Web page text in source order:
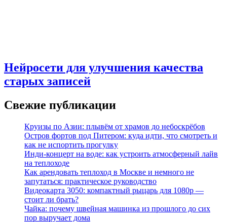
Нейросети для улучшения качества
старых записей
Свежие публикации
Круизы по Азии: плывём от храмов до небоскрёбов
Остров фортов под Питером: куда идти, что смотреть и
как не испортить прогулку
Инди-концерт на воде: как устроить атмосферный лайв
на теплоходе
Как арендовать теплоход в Москве и немного не
запутаться: практическое руководство
Видеокарта 3050: компактный рыцарь для 1080p —
стоит ли брать?
Чайка: почему швейная машинка из прошлого до сих
пор выручает дома